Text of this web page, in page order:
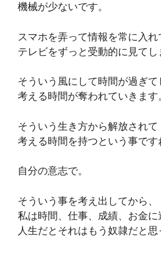
機械が少ないです。
スマホを弄って情報を常に入
テレビをずっと受動的に見てし
そういう風にして時間が過ぎて
考える時間が奪われていきます
そういう生き方から解放されて
考える時間を持つという事です
自分の意志で。
そういう事を考え出してから、
私は時間、仕事、成績、お金に
人生だとそれはもう奴隷だと思